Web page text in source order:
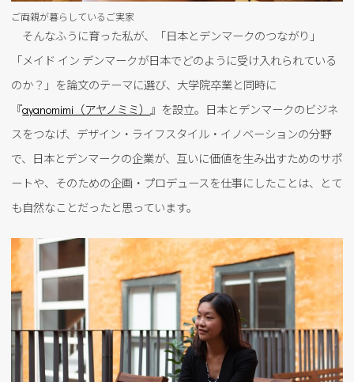
ご両親が暮らしているご実家
そんなふうに育った私が、「日本とデンマークのつながり」
「メイド イン デンマークが日本でどのように受け入れられている
のか？」を論文のテーマに選び、大学院卒業と同時に
『ayanomimi（アヤノミミ）
』を設立。日本とデンマークのビジネ
スをつなげ、デザイン・ライフスタイル・イノベーションの分野
で、日本とデンマークの企業が、互いに価値を生み出すためのサポ
ートや、そのための企画・プロデュースを仕事にしたことは、とて
も自然なことだったと思っています。